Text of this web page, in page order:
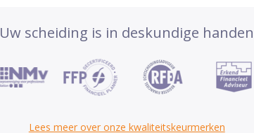
Uw scheiding is in deskundige handen
Lees meer over onze kwaliteitskeurmerken